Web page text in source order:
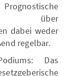
über
dabei weder
regelbar.
Das